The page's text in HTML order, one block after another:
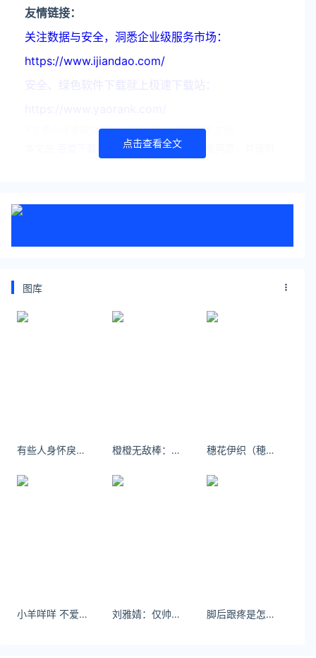
友情链接：
关注数据与安全，洞悉企业级服务市场：
https://www.ijiandao.com/
安全、绿色软件下载就上极速下载站：
*文章为作者独立观点，不代表 文娱排行榜 立场
发表，转载此文章须经作者同意，并请附
://www.yaorank.com/game/phonegame/3607.html
点击查看全文
图库
有些人身怀戾气是因为从未被温柔以待。 橙橙无敌棒：再这么热下去就不是折翼了，翼都融化了! 穗花伊织（穂花あいり）2022年1月出道；
小羊咩咩 不爱你的人分手后跑得比狗还快 刘雅婧：仅帅哥可见 #优雅永不过时 脚后跟疼是怎么办？唯一值得欣慰的事情是，以前没有得到的人现在都变得超丑